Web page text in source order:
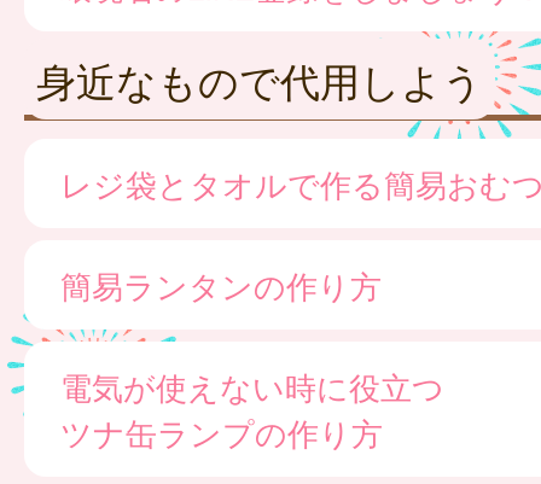
身近なもので代用しよう
レジ袋とタオルで作る簡易おむ
簡易ランタンの作り方
電気が使えない時に役立つ
ツナ缶ランプの作り方